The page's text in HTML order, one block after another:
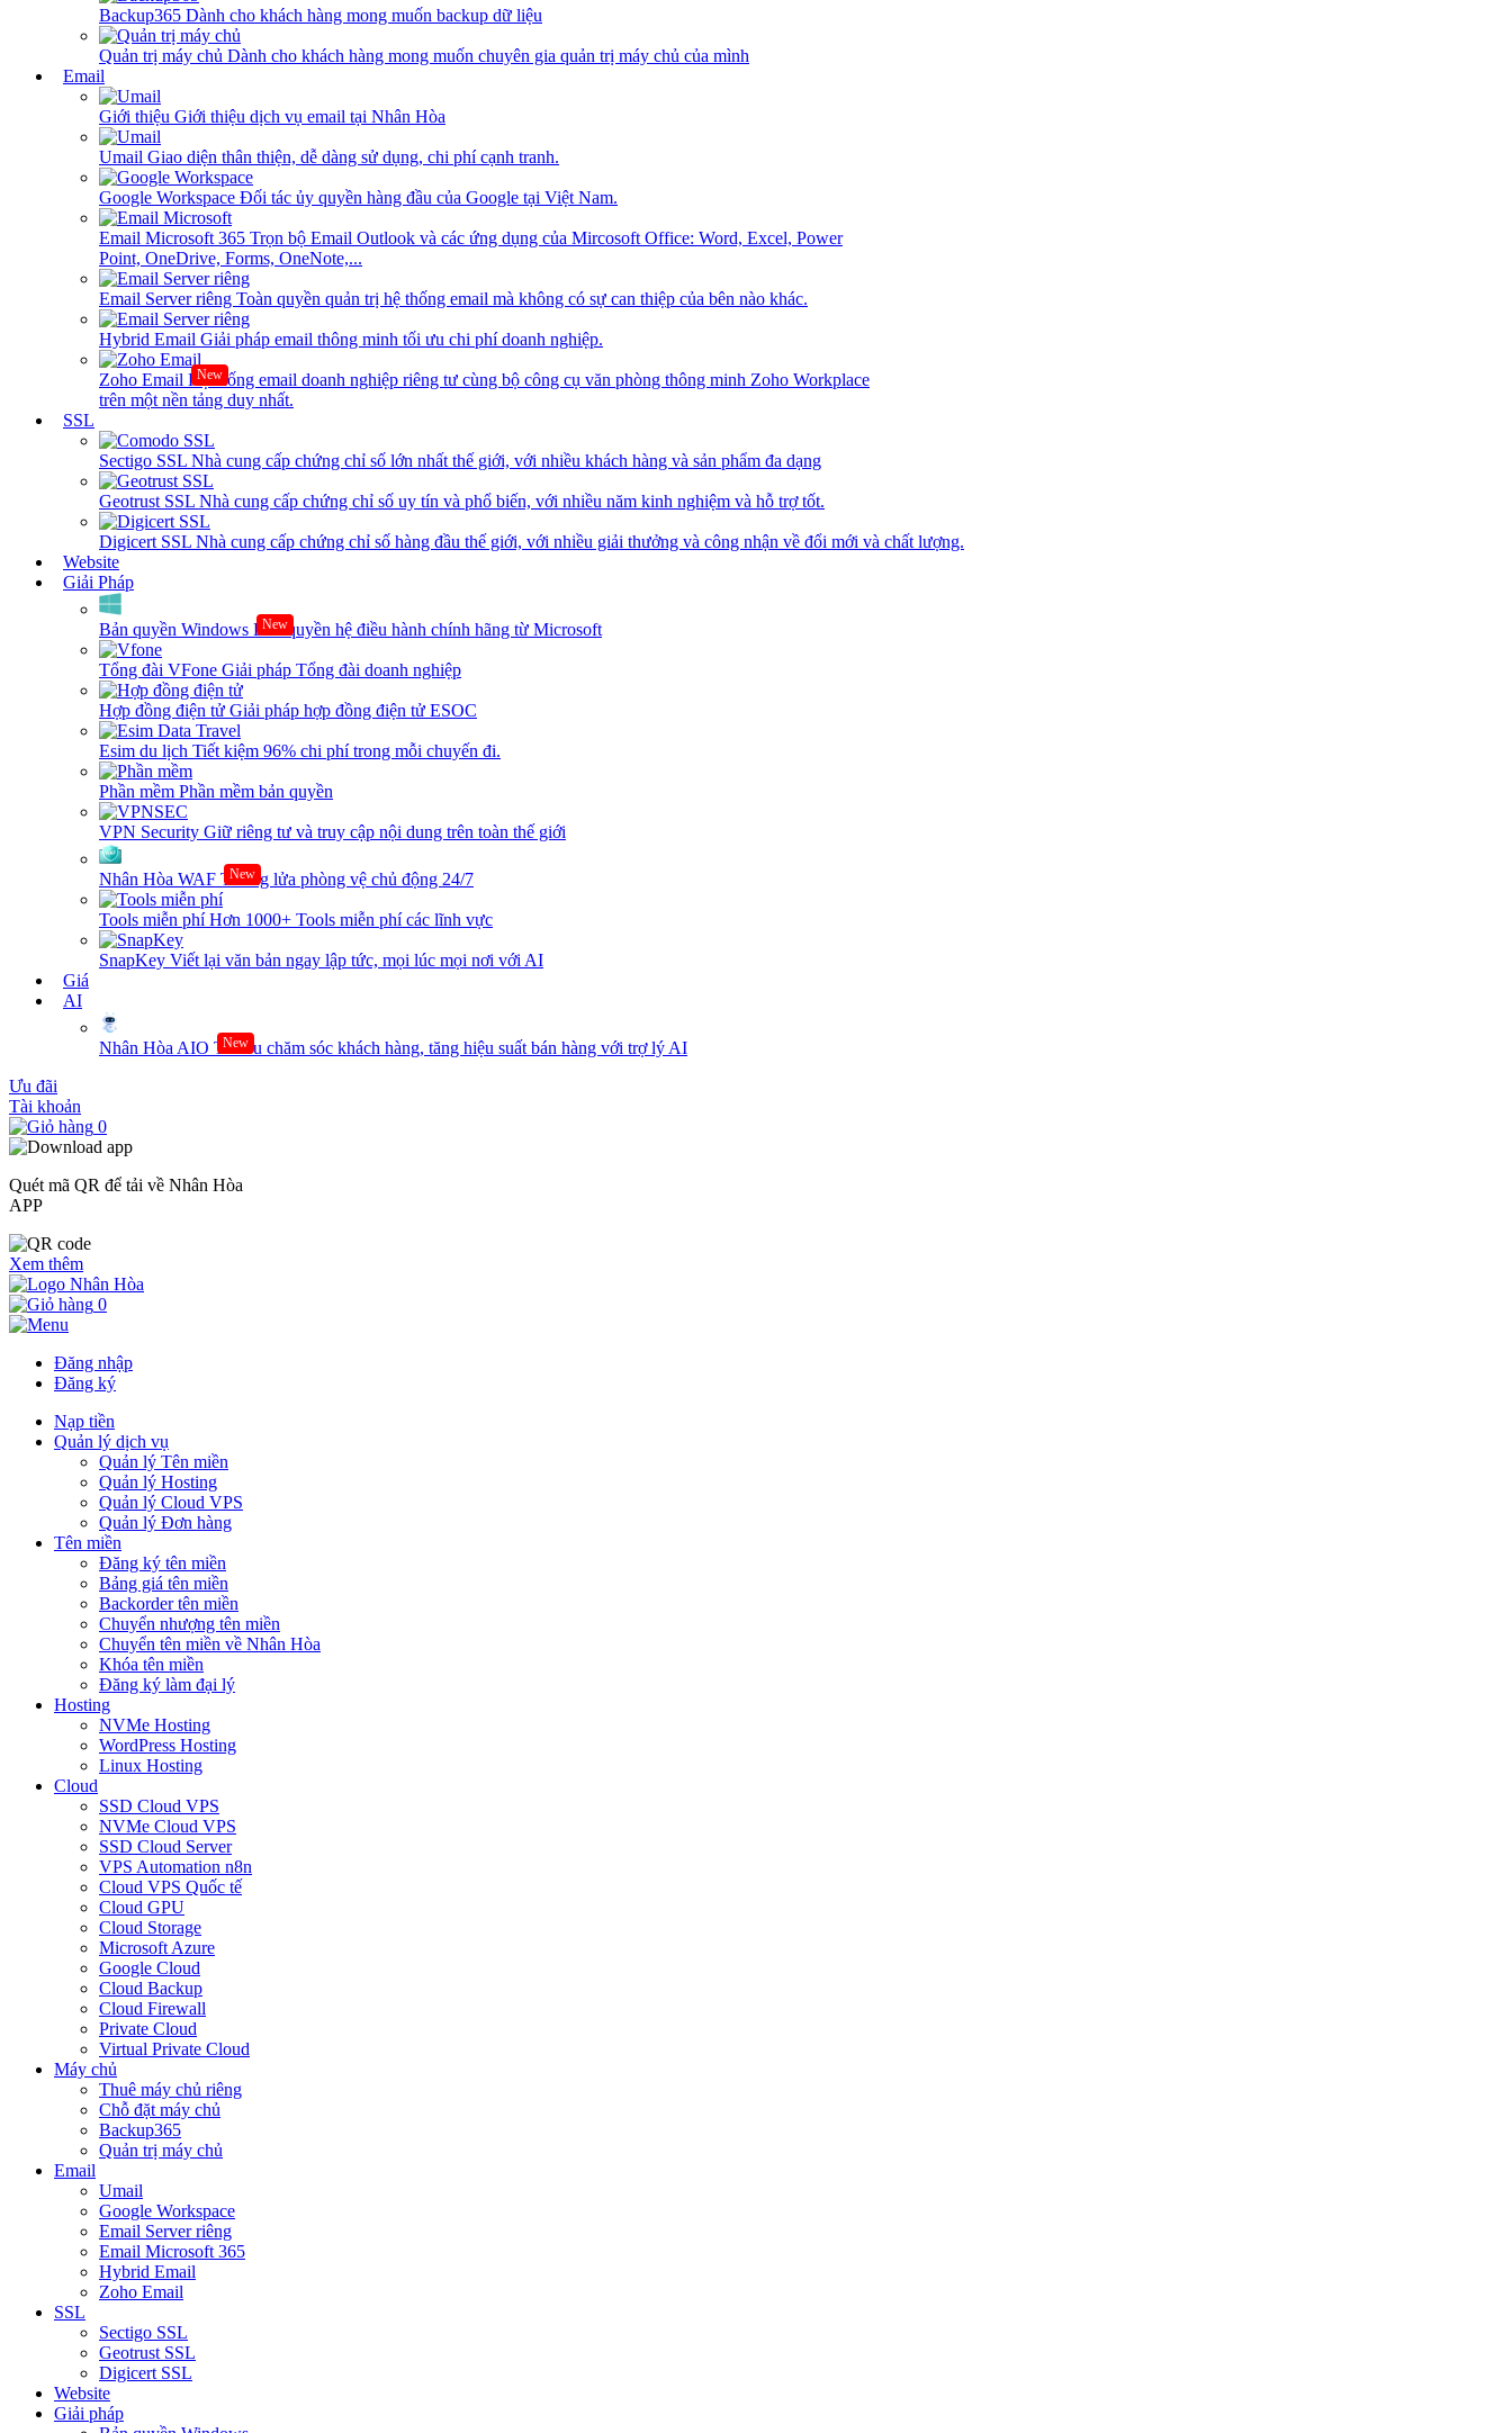
Backup365 Dành cho khách hàng mong muốn backup dữ liệu
Quản trị máy chủ Dành cho khách hàng mong muốn chuyên gia quản trị máy chủ của mình
Email
Giới thiệu Giới thiệu dịch vụ email tại Nhân Hòa
Umail Giao diện thân thiện, dễ dàng sử dụng, chi phí cạnh tranh.
Google Workspace Đối tác ủy quyền hàng đầu của Google tại Việt Nam.
Email Microsoft 365 Trọn bộ Email Outlook và các ứng dụng của Mircosoft Office: Word, Excel, Power
Point, OneDrive, Forms, OneNote,...
Email Server riêng Toàn quyền quản trị hệ thống email mà không có sự can thiệp của bên nào khác.
Hybrid Email Giải pháp email thông minh tối ưu chi phí doanh nghiệp.
Zoho Email New
Hệ thống email doanh nghiệp riêng tư cùng bộ công cụ văn phòng thông minh Zoho Workplace
trên một nền tảng duy nhất.
SSL
Sectigo SSL Nhà cung cấp chứng chỉ số lớn nhất thế giới, với nhiều khách hàng và sản phẩm đa dạng
Geotrust SSL Nhà cung cấp chứng chỉ số uy tín và phổ biến, với nhiều năm kinh nghiệm và hỗ trợ tốt.
Digicert SSL Nhà cung cấp chứng chỉ số hàng đầu thế giới, với nhiều giải thưởng và công nhận về đổi mới và chất lượng.
Website
Giải Pháp
Bản quyền Windows New
Bản quyền hệ điều hành chính hãng từ Microsoft
Tổng đài VFone Giải pháp Tổng đài doanh nghiệp
Hợp đồng điện tử Giải pháp hợp đồng điện tử ESOC
Esim du lịch Tiết kiệm 96% chi phí trong mỗi chuyến đi.
Phần mềm Phần mềm bản quyền
VPN Security Giữ riêng tư và truy cập nội dung trên toàn thế giới
Nhân Hòa WAF New
Tường lửa phòng vệ chủ động 24/7
Tools miễn phíHơn 1000+ Tools miễn phí các lĩnh vực
SnapKey Viết lại văn bản ngay lập tức, mọi lúc mọi nơi với AI
Giá
AI
Nhân Hòa AIO New
Tối ưu chăm sóc khách hàng, tăng hiệu suất bán hàng với trợ lý AI
Ưu đãi
Tài khoản
0
Quét mã QR để tải về Nhân Hòa
APP
Xem thêm
0
Đăng nhập
Đăng ký
Nạp tiền
Quản lý dịch vụ
Quản lý Tên miền
Quản lý Hosting
Quản lý Cloud VPS
Quản lý Đơn hàng
Tên miền
Đăng ký tên miền
Bảng giá tên miền
Backorder tên miền
Chuyển nhượng tên miền
Chuyển tên miền về Nhân Hòa
Khóa tên miền
Đăng ký làm đại lý
Hosting
NVMe Hosting
WordPress Hosting
Linux Hosting
Cloud
SSD Cloud VPS
NVMe Cloud VPS
SSD Cloud Server
VPS Automation n8n
Cloud VPS Quốc tế
Cloud GPU
Cloud Storage
Microsoft Azure
Google Cloud
Cloud Backup
Cloud Firewall
Private Cloud
Virtual Private Cloud
Máy chủ
Thuê máy chủ riêng
Chỗ đặt máy chủ
Backup365
Quản trị máy chủ
Email
Umail
Google Workspace
Email Server riêng
Email Microsoft 365
Hybrid Email
Zoho Email
SSL
Sectigo SSL
Geotrust SSL
Digicert SSL
Website
Giải pháp